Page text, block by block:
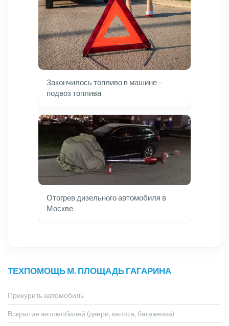
Закончилось топливо в машине -
подвоз топлива
Отогрев дизельного автомобиля в
Москве
ТЕХПОМОЩЬ М. ПЛОЩАДЬ ГАГАРИНА
Прикурить автомобиль
Вскрытие автомобилей (двери, капота, багажника)